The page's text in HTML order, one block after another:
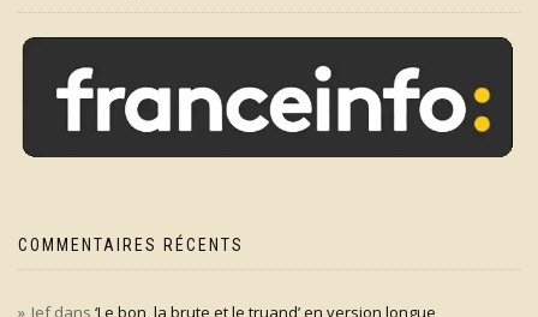
COMMENTAIRES RÉCENTS
Jefdans ‘Le bon, la brute et le truand’ en version longue